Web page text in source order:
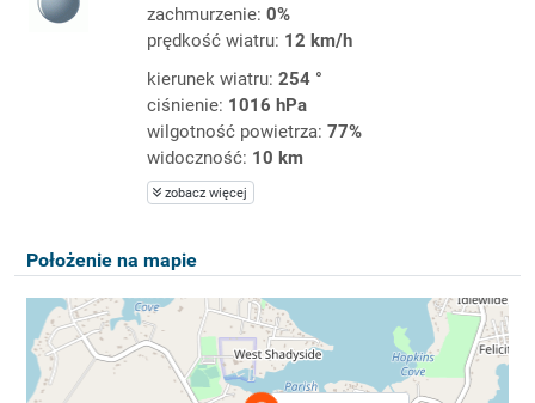
zachmurzenie: 0%
prędkość wiatru: 12 km/h
kierunek wiatru: 254 °
ciśnienie: 1016 hPa
wilgotność powietrza: 77%
widoczność: 10 km
zobacz więcej
Położenie na mapie